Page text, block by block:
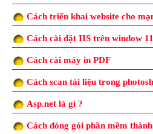
Cách triển khai website cho
Cách cài đặt IIS trên window 11
Cách cài máy in PDF
Cách scan tài liệu trong
Asp.net là gì ?
Cách đóng gói phần mềm